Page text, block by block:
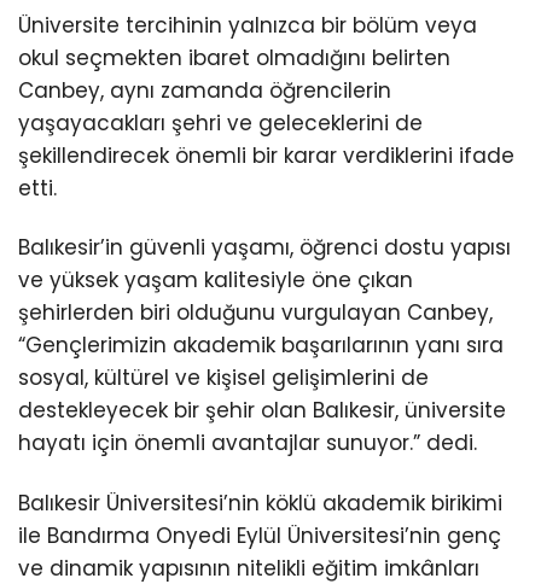
Üniversite tercihinin yalnızca bir bölüm veya
okul seçmekten ibaret olmadığını belirten
Canbey, aynı zamanda öğrencilerin
yaşayacakları şehri ve geleceklerini de
şekillendirecek önemli bir karar verdiklerini ifade
etti.
Balıkesir’in güvenli yaşamı, öğrenci dostu yapısı
ve yüksek yaşam kalitesiyle öne çıkan
şehirlerden biri olduğunu vurgulayan Canbey,
“Gençlerimizin akademik başarılarının yanı sıra
sosyal, kültürel ve kişisel gelişimlerini de
destekleyecek bir şehir olan Balıkesir, üniversite
hayatı için önemli avantajlar sunuyor.” dedi.
Balıkesir Üniversitesi’nin köklü akademik birikimi
ile Bandırma Onyedi Eylül Üniversitesi’nin genç
ve dinamik yapısının nitelikli eğitim imkânları